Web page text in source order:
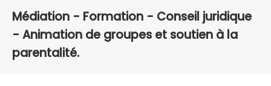
Médiation - Formation - Conseil juridique
- Animation de groupes et soutien à la
parentalité.